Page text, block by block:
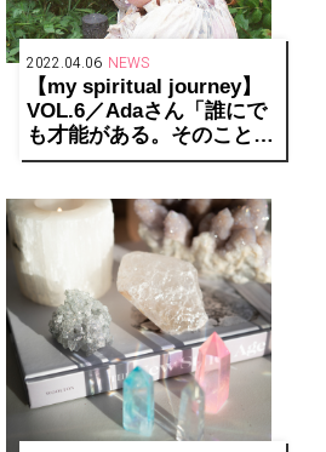
2022.04.06 NEWS
【my spiritual journey】
VOL.6／Adaさん「誰にで
も才能がある。そのことに
気づき確信するために、占